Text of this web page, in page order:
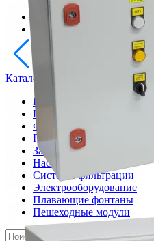
info@inoprom.ru
+7 (495) 374-90-93
Каталог
Шкафы управления
Готовые фонтаны
Фонтанные насадки
Подводные светильники
Закладные детали
Насосы
Системы фильтрации
Электрооборудование
Плавающие фонтаны
Пешеходные модули